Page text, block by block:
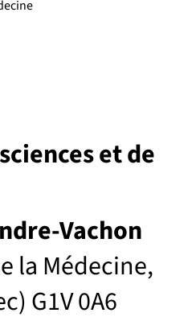
Vachon
la Médecine,
G1V 0A6
et de